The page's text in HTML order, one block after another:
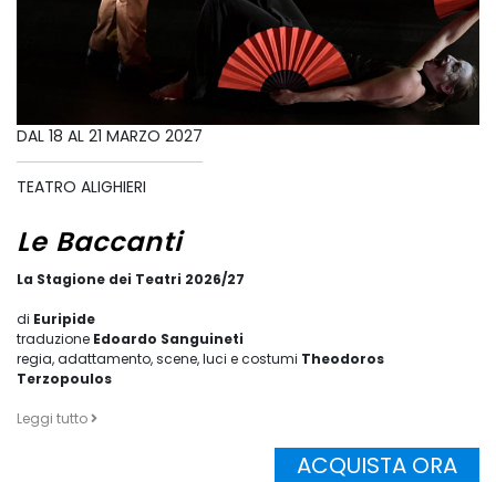
DAL 18 AL 21 MARZO 2027
TEATRO ALIGHIERI
Le Baccanti
La Stagione dei Teatri 2026/27
di Euripide
traduzione Edoardo Sanguineti
regia, adattamento, scene, luci e costumi Theodoros
Terzopoulos
Leggi tutto
ACQUISTA ORA